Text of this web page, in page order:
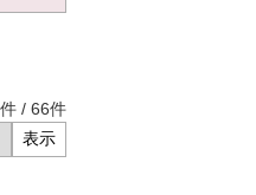
件 / 66件